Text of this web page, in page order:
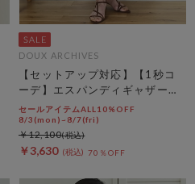
DOUX ARCHIVES
【セットアップ対応】【1秒コ
ーデ】エスパンディギャザース
カート
セールアイテムALL10%OFF
8/3(mon)~8/7(fri)
￥3,630 70％OFF
￥12,100